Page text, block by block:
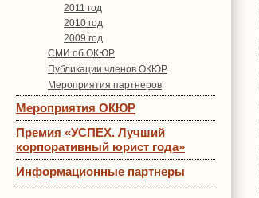
2011 год
2010 год
2009 год
СМИ об ОКЮР
Публикации членов ОКЮР
Мероприятия партнеров
Мероприятия ОКЮР
Премия «УСПЕХ. Лучший
корпоративный юрист года»
Информационные партнеры